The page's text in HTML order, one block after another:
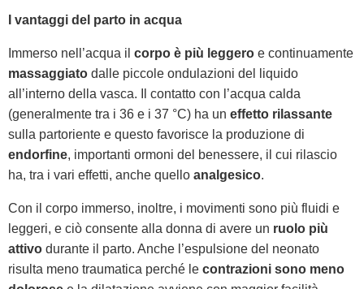
I vantaggi del parto in acqua
Immerso nell’acqua il corpo è più leggero e continuamente
massaggiato dalle piccole ondulazioni del liquido
all’interno della vasca. Il contatto con l’acqua calda
(generalmente tra i 36 e i 37 °C) ha un effetto rilassante
sulla partoriente e questo favorisce la produzione di
endorfine, importanti ormoni del benessere, il cui rilascio
ha, tra i vari effetti, anche quello analgesico.
Con il corpo immerso, inoltre, i movimenti sono più fluidi e
leggeri, e ciò consente alla donna di avere un ruolo più
attivo durante il parto. Anche l’espulsione del neonato
risulta meno traumatica perché le contrazioni sono meno